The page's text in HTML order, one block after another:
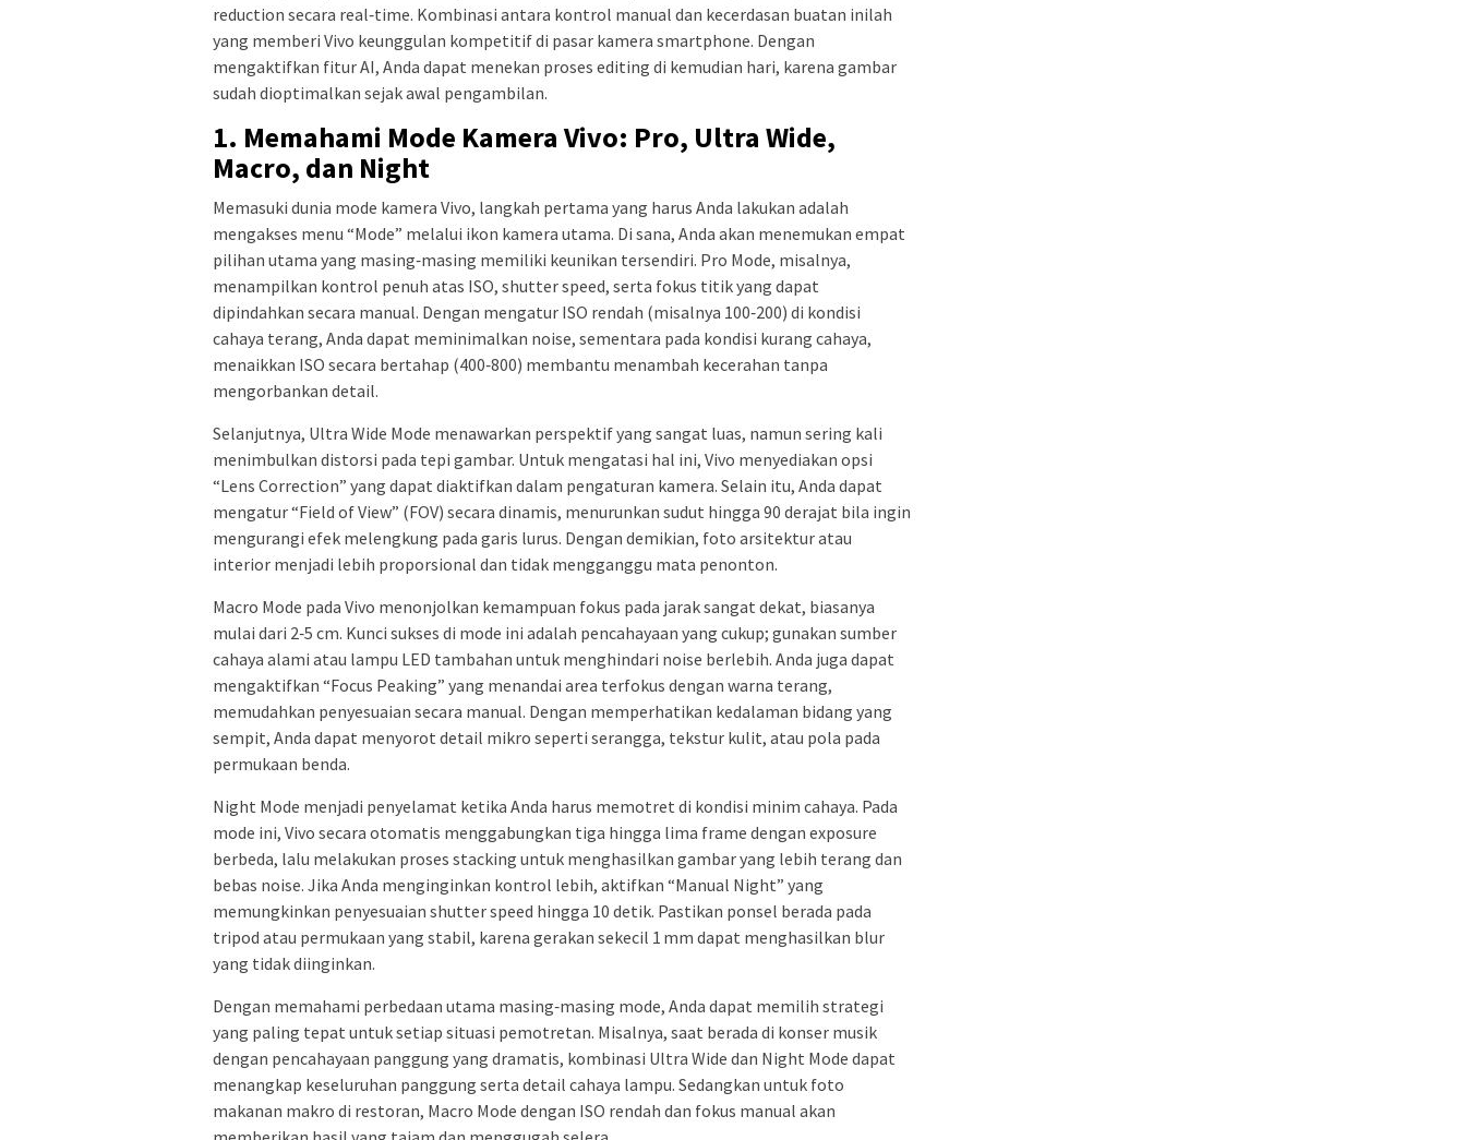
reduction secara real‑time. Kombinasi antara kontrol manual dan kecerdasan buatan inilah
yang memberi Vivo keunggulan kompetitif di pasar kamera smartphone. Dengan
mengaktifkan fitur AI, Anda dapat menekan proses editing di kemudian hari, karena gambar
sudah dioptimalkan sejak awal pengambilan.
1. Memahami Mode Kamera Vivo: Pro, Ultra Wide,
Macro, dan Night
Memasuki dunia mode kamera Vivo, langkah pertama yang harus Anda lakukan adalah
mengakses menu “Mode” melalui ikon kamera utama. Di sana, Anda akan menemukan empat
pilihan utama yang masing‑masing memiliki keunikan tersendiri. Pro Mode, misalnya,
menampilkan kontrol penuh atas ISO, shutter speed, serta fokus titik yang dapat
dipindahkan secara manual. Dengan mengatur ISO rendah (misalnya 100‑200) di kondisi
cahaya terang, Anda dapat meminimalkan noise, sementara pada kondisi kurang cahaya,
menaikkan ISO secara bertahap (400‑800) membantu menambah kecerahan tanpa
mengorbankan detail.
Selanjutnya, Ultra Wide Mode menawarkan perspektif yang sangat luas, namun sering kali
menimbulkan distorsi pada tepi gambar. Untuk mengatasi hal ini, Vivo menyediakan opsi
“Lens Correction” yang dapat diaktifkan dalam pengaturan kamera. Selain itu, Anda dapat
mengatur “Field of View” (FOV) secara dinamis, menurunkan sudut hingga 90 derajat bila ingin
mengurangi efek melengkung pada garis lurus. Dengan demikian, foto arsitektur atau
interior menjadi lebih proporsional dan tidak mengganggu mata penonton.
Macro Mode pada Vivo menonjolkan kemampuan fokus pada jarak sangat dekat, biasanya
mulai dari 2‑5 cm. Kunci sukses di mode ini adalah pencahayaan yang cukup; gunakan sumber
cahaya alami atau lampu LED tambahan untuk menghindari noise berlebih. Anda juga dapat
mengaktifkan “Focus Peaking” yang menandai area terfokus dengan warna terang,
memudahkan penyesuaian secara manual. Dengan memperhatikan kedalaman bidang yang
sempit, Anda dapat menyorot detail mikro seperti serangga, tekstur kulit, atau pola pada
permukaan benda.
Night Mode menjadi penyelamat ketika Anda harus memotret di kondisi minim cahaya. Pada
mode ini, Vivo secara otomatis menggabungkan tiga hingga lima frame dengan exposure
berbeda, lalu melakukan proses stacking untuk menghasilkan gambar yang lebih terang dan
bebas noise. Jika Anda menginginkan kontrol lebih, aktifkan “Manual Night” yang
memungkinkan penyesuaian shutter speed hingga 10 detik. Pastikan ponsel berada pada
tripod atau permukaan yang stabil, karena gerakan sekecil 1 mm dapat menghasilkan blur
yang tidak diinginkan.
Dengan memahami perbedaan utama masing‑masing mode, Anda dapat memilih strategi
yang paling tepat untuk setiap situasi pemotretan. Misalnya, saat berada di konser musik
dengan pencahayaan panggung yang dramatis, kombinasi Ultra Wide dan Night Mode dapat
menangkap keseluruhan panggung serta detail cahaya lampu. Sedangkan untuk foto
makanan makro di restoran, Macro Mode dengan ISO rendah dan fokus manual akan